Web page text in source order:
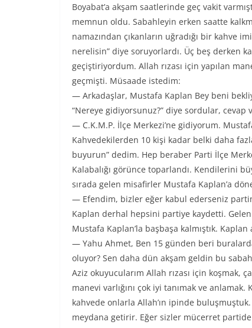
Boyabat’a akşam saatlerinde geç vakit
memnun oldu. Sabahleyin erken saatte
namazından çıkanların uğradığı bir kahve
nerelisin” diye soruyorlardı. Üç beş derken
geçiştiriyordum. Allah rızası için yapılan
geçmişti. Müsaade istedim:
— Arkadaşlar, Mustafa Kaplan Bey beni
“Nereye gidiyorsunuz?” diye sordular, cevap
— C.K.M.P. İlçe Merkezi’ne gidiyorum.
Kahvedekilerden 10 kişi kadar belki daha
buyurun” dedim. Hep beraber Parti İlçe
Kalabalığı görünce toparlandı. Kendilerini
sırada gelen misafirler Mustafa Kaplan’a
— Efendim, bizler eğer kabul ederseniz
Kaplan derhal hepsini partiye kaydetti.
Mustafa Kaplan’la başbaşa kalmıştık.
— Yahu Ahmet, Ben 15 günden beri
oluyor? Sen daha dün akşam geldin bu
Aziz okuyucularım Allah rızası için koşmak,
manevi varlığını çok iyi tanımak ve
kahvede onlarla Allah’ın ipinde
meydana getirir. Eğer sizler mücerret